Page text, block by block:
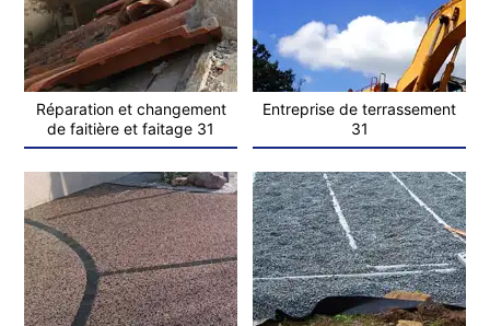
Réparation et changement
de faitière et faitage 31
Entreprise de terrassement
31